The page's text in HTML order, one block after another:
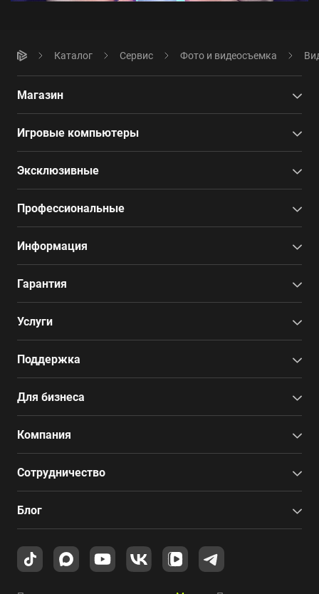
Каталог Сервис Фото и видеосъемка
Магазин
Игровые компьютеры
Эксклюзивные
Профессиональные
Информация
Гарантия
Услуги
Поддержка
Для бизнеса
Компания
Сотрудничество
Блог